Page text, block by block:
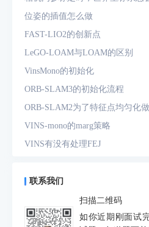
位姿的插值怎么做
FAST-LIO2的创新点
LeGO-LOAM与LOAM的区别
VinsMono的初始化
ORB-SLAM3的初始化流程
ORB-SLAM2为了特征点均匀化
VINS-mono的marg策略
VINS有没有处理FEJ
预积分中的bias如何处理
为什么要进行预积分
IMU测量方程是什么？噪声模型
联系我们
扫描二维码
如你近期刚面试